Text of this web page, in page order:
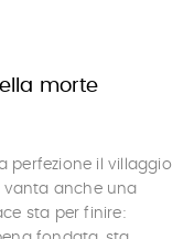
morte
perfezione il villaggio
vanta anche una
sta per finire: